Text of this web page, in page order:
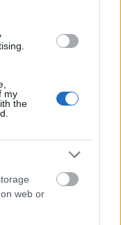
my
the
web or
olduğunu
gördüğü evinde
hücum gücü